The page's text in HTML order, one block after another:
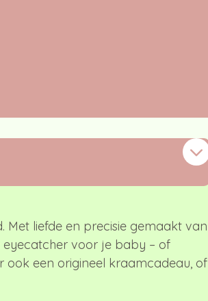
Met liefde en precisie gemaakt van
eyecatcher voor je baby – of
ook een origineel kraamcadeau, of